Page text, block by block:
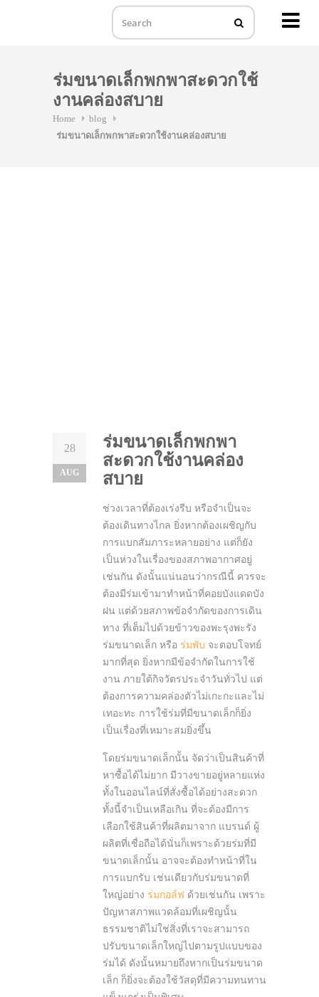
ร่มขนาดเล็กพกพาสะดวกใช้
งานคล่องสบาย
Home
blog
ร่มขนาดเล็กพกพาสะดวกใช้งานคล่องสบาย
28
AUG
ร่มขนาดเล็กพกพา
สะดวกใช้งานคล่อง
สบาย
ช่วงเวลาที่ต้องเร่งรีบ หรือจำเป็นจะ
ต้องเดินทางไกล ยิ่งหากต้องเผชิญกับ
การแบกสัมภาระหลายอย่าง แต่ก็ยัง
เป็นห่วงในเรื่องของสภาพอากาศอยู่
เช่นกัน ดังนั้นแน่นอนว่ากรณีนี้ ควรจะ
ต้องมีร่มเข้ามาทำหน้าที่คอยบังแดดบัง
ฝน แต่ด้วยสภาพข้อจำกัดของการเดิน
ทาง ที่เต็มไปด้วยข้าวของพะรุงพะรัง
ร่มขนาดเล็ก หรือ ร่มพับ จะตอบโจทย์
มากที่สุด ยิ่งหากมีข้อจำกัดในการใช้
งาน ภายใต้กิจวัตรประจำวันทั่วไป แต่
ต้องการความคล่องตัวไม่เกะกะและไม่
เทอะทะ การใช้ร่มที่มีขนาดเล็กก็ยิ่ง
เป็นเรื่องที่เหมาะสมยิ่งขึ้น
โดยร่มขนาดเล็กนั้น จัดว่าเป็นสินค้าที่
หาซื้อได้ไม่ยาก มีวางขายอยู่หลายแห่ง
ทั้งในออนไลน์ที่สั่งซื้อได้อย่างสะดวก
ทั้งนี้จำเป็นเหลือเกิน ที่จะต้องมีการ
เลือกใช้สินค้าที่ผลิตมาจาก แบรนด์ ผู้
ผลิตที่เชื่อถือได้นั่นก็เพราะด้วยร่มที่มี
ขนาดเล็กนั้น อาจจะต้องทำหน้าที่ใน
การแบกรับ เช่นเดียวกับร่มขนาดที่
ใหญ่อย่าง ร่มกอล์ฟ ด้วยเช่นกัน เพราะ
ปัญหาสภาพแวดล้อมที่เผชิญนั้น
ธรรมชาติไม่ใช่สิ่งที่เราจะสามารถ
ปรับขนาดเล็กใหญ่ไปตามรูปแบบของ
ร่มได้ ดังนั้นหมายถึงหากเป็นร่มขนาด
เล็ก ก็ยิ่งจะต้องใช้วัสดุที่มีความทนทาน